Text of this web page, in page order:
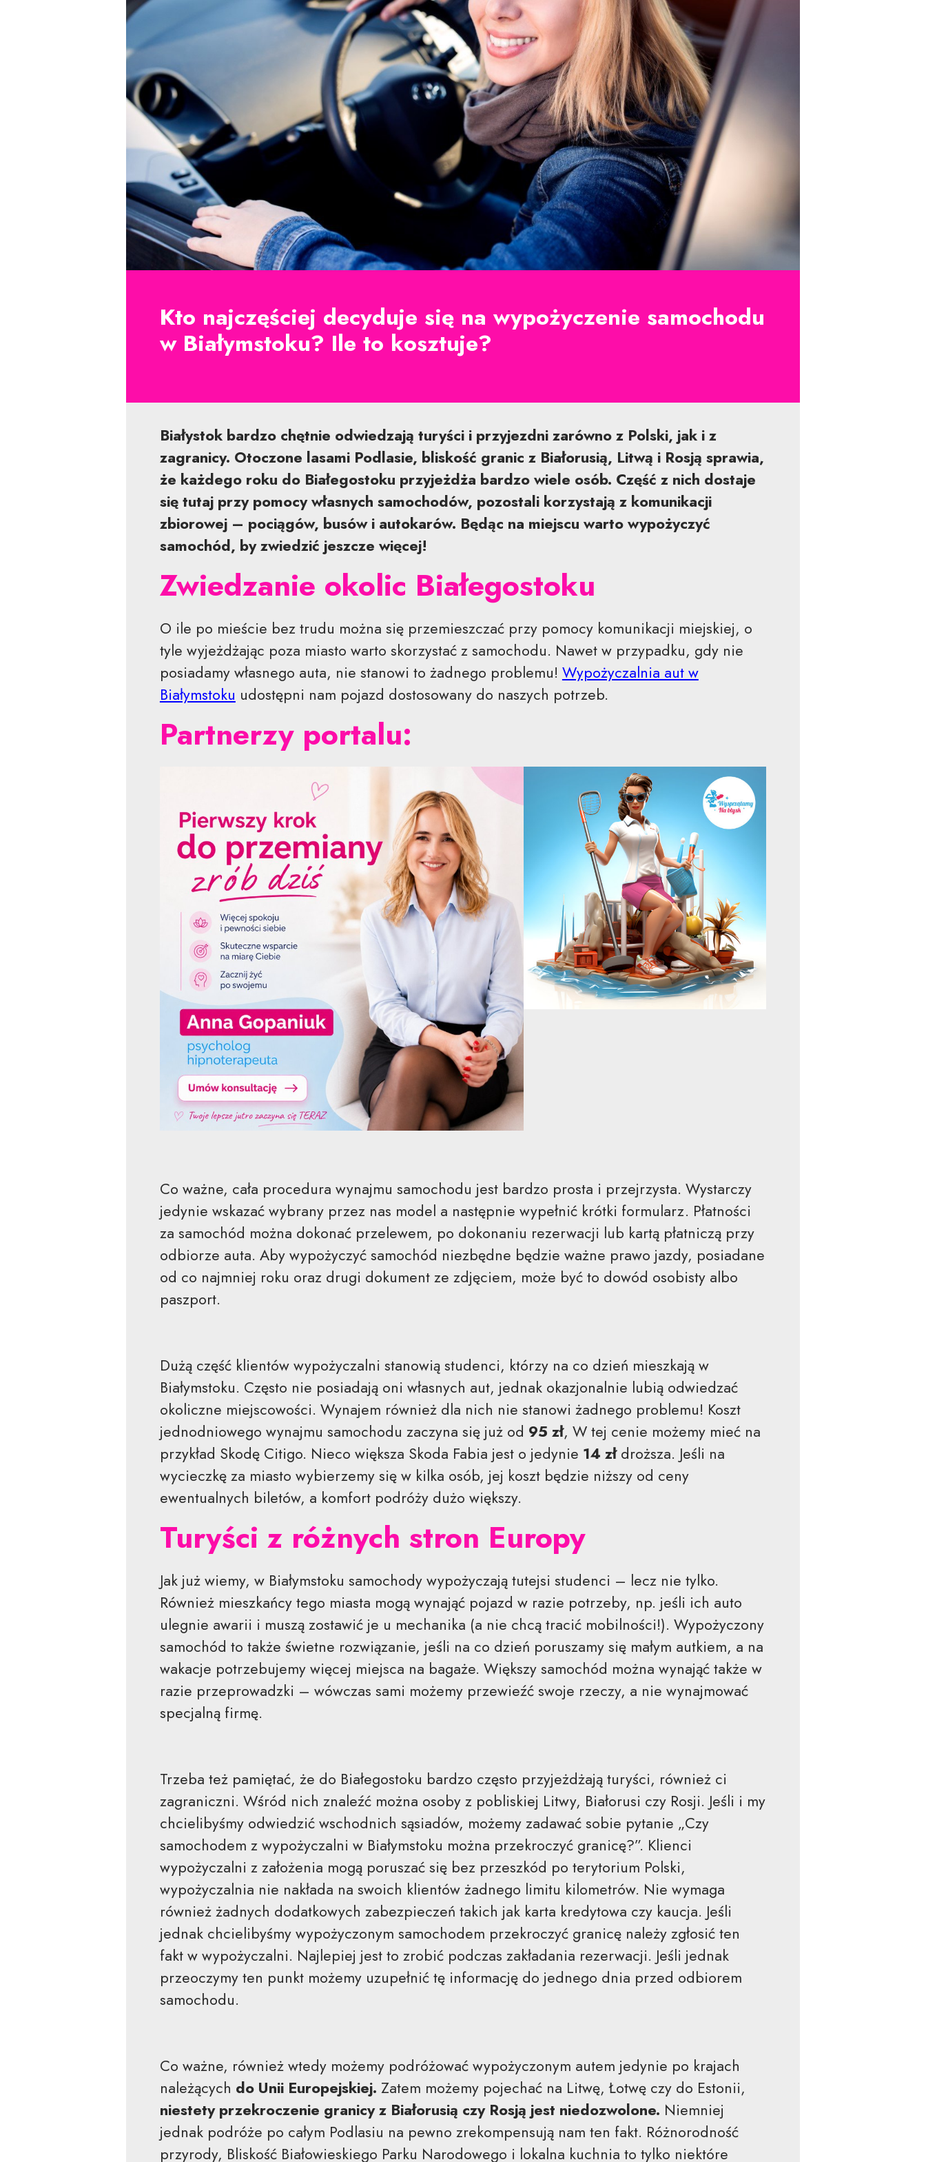
Kto najczęściej decyduje się na wypożyczenie samochodu
w Białymstoku? Ile to kosztuje?
Białystok bardzo chętnie odwiedzają turyści i przyjezdni zarówno z Polski, jak i z
zagranicy. Otoczone lasami Podlasie, bliskość granic z Białorusią, Litwą i Rosją sprawia,
że każdego roku do Białegostoku przyjeżdża bardzo wiele osób. Część z nich dostaje
się tutaj przy pomocy własnych samochodów, pozostali korzystają z komunikacji
zbiorowej – pociągów, busów i autokarów. Będąc na miejscu warto wypożyczyć
samochód, by zwiedzić jeszcze więcej!
Zwiedzanie okolic Białegostoku
O ile po mieście bez trudu można się przemieszczać przy pomocy komunikacji miejskiej, o
tyle wyjeżdżając poza miasto warto skorzystać z samochodu. Nawet w przypadku, gdy nie
posiadamy własnego auta, nie stanowi to żadnego problemu! Wypożyczalnia aut w
Białymstoku udostępni nam pojazd dostosowany do naszych potrzeb.
Partnerzy portalu:
Co ważne, cała procedura wynajmu samochodu jest bardzo prosta i przejrzysta. Wystarczy
jedynie wskazać wybrany przez nas model a następnie wypełnić krótki formularz. Płatności
za samochód można dokonać przelewem, po dokonaniu rezerwacji lub kartą płatniczą przy
odbiorze auta. Aby wypożyczyć samochód niezbędne będzie ważne prawo jazdy, posiadane
od co najmniej roku oraz drugi dokument ze zdjęciem, może być to dowód osobisty albo
paszport.
Dużą część klientów wypożyczalni stanowią studenci, którzy na co dzień mieszkają w
Białymstoku. Często nie posiadają oni własnych aut, jednak okazjonalnie lubią odwiedzać
okoliczne miejscowości. Wynajem również dla nich nie stanowi żadnego problemu! Koszt
jednodniowego wynajmu samochodu zaczyna się już od 95 zł, W tej cenie możemy mieć na
przykład Skodę Citigo. Nieco większa Skoda Fabia jest o jedynie 14 złdroższa. Jeśli na
wycieczkę za miasto wybierzemy się w kilka osób, jej koszt będzie niższy od ceny
ewentualnych biletów, a komfort podróży dużo większy.
Turyści z różnych stron Europy
Jak już wiemy, w Białymstoku samochody wypożyczają tutejsi studenci – lecz nie tylko.
Również mieszkańcy tego miasta mogą wynająć pojazd w razie potrzeby, np. jeśli ich auto
ulegnie awarii i muszą zostawić je u mechanika (a nie chcą tracić mobilności!). Wypożyczony
samochód to także świetne rozwiązanie, jeśli na co dzień poruszamy się małym autkiem, a na
wakacje potrzebujemy więcej miejsca na bagaże. Większy samochód można wynająć także w
razie przeprowadzki – wówczas sami możemy przewieźć swoje rzeczy, a nie wynajmować
specjalną firmę.
Trzeba też pamiętać, że do Białegostoku bardzo często przyjeżdżają turyści, również ci
zagraniczni. Wśród nich znaleźć można osoby z pobliskiej Litwy, Białorusi czy Rosji. Jeśli i my
chcielibyśmy odwiedzić wschodnich sąsiadów, możemy zadawać sobie pytanie „Czy
samochodem z wypożyczalni w Białymstoku można przekroczyć granicę?”. Klienci
wypożyczalni z założenia mogą poruszać się bez przeszkód po terytorium Polski,
wypożyczalnia nie nakłada na swoich klientów żadnego limitu kilometrów. Nie wymaga
również żadnych dodatkowych zabezpieczeń takich jak karta kredytowa czy kaucja. Jeśli
jednak chcielibyśmy wypożyczonym samochodem przekroczyć granicę należy zgłosić ten
fakt w wypożyczalni. Najlepiej jest to zrobić podczas zakładania rezerwacji. Jeśli jednak
przeoczymy ten punkt możemy uzupełnić tę informację do jednego dnia przed odbiorem
samochodu.
Co ważne, również wtedy możemy podróżować wypożyczonym autem jedynie po krajach
należących do Unii Europejskiej. Zatem możemy pojechać na Litwę, Łotwę czy do Estonii,
niestety przekroczenie granicy z Białorusią czy Rosją jest niedozwolone. Niemniej
jednak podróże po całym Podlasiu na pewno zrekompensują nam ten fakt. Różnorodność
przyrody, Bliskość Białowieskiego Parku Narodowego i lokalna kuchnia to tylko niektóre